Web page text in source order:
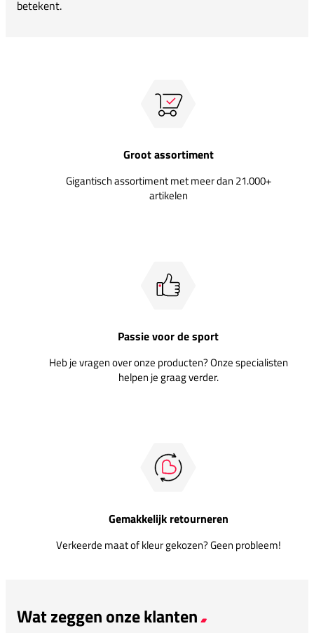
betekent.
Groot assortiment
Gigantisch assortiment met meer dan 21.000+
artikelen
Passie voor de sport
Heb je vragen over onze producten? Onze specialisten
helpen je graag verder.
Gemakkelijk retourneren
Verkeerde maat of kleur gekozen? Geen probleem!
Wat zeggen onze klanten